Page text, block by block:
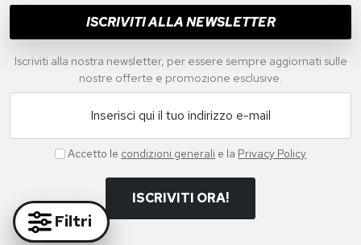
Filtri
ISCRIVITI ALLA NEWSLETTER
Iscriviti alla nostra newsletter, per essere sempre aggiornati sulle
nostre offerte e promozione esclusive.
Inserisci qui il tuo indirizzo e-mail
Accetto le condizioni generali e la Privacy Policy
ISCRIVITI ORA!